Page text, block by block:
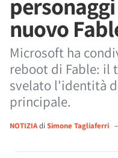
nuovo
Microsoft ha
reboot di Fable: il
svelato l'identità
principale.
NOTIZIAdi Simone Tagliaferri